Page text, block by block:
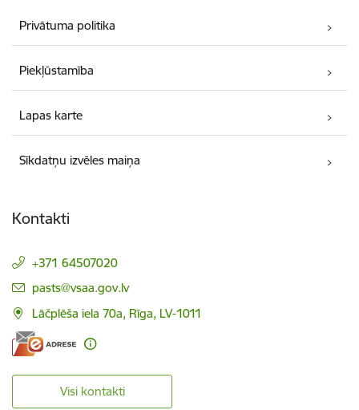
Privātuma politika
Piekļūstamība
Lapas karte
Sīkdatņu izvēles maiņa
Kontakti
+371 64507020
E-pasts:
pasts@vsaa.gov.lv
Lāčplēša iela 70a, Rīga, LV-1011
Visi kontakti